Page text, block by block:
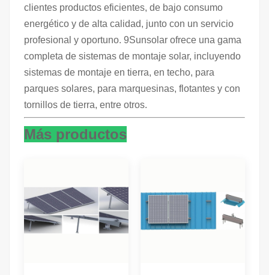
clientes productos eficientes, de bajo consumo
energético y de alta calidad, junto con un servicio
profesional y oportuno. 9Sunsolar ofrece una gama
completa de sistemas de montaje solar, incluyendo
sistemas de montaje en tierra, en techo, para
parques solares, para marquesinas, flotantes y con
tornillos de tierra, entre otros.
Más productos